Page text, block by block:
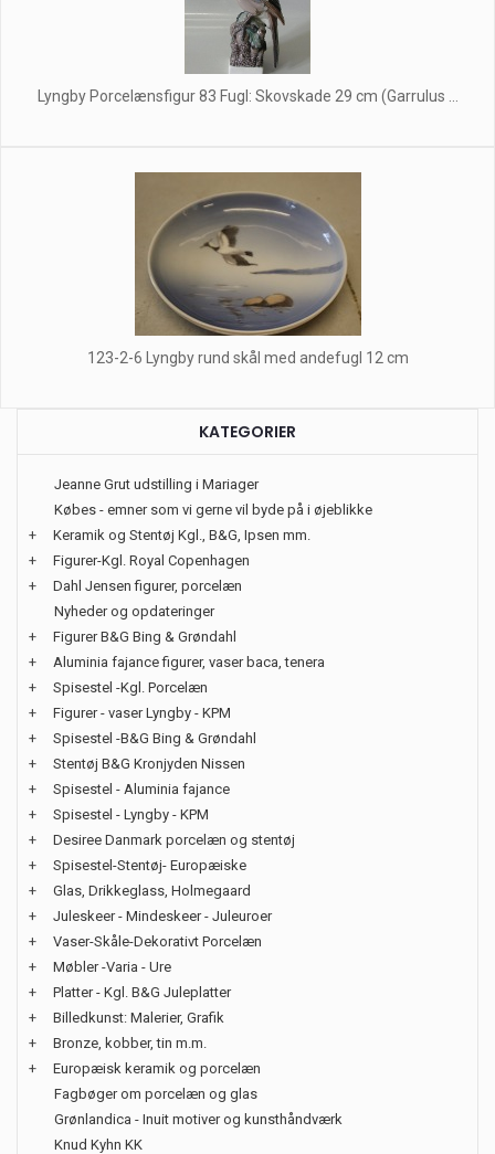
Lyngby Porcelænsfigur 83 Fugl: Skovskade 29 cm (Garrulus ...
123-2-6 Lyngby rund skål med andefugl 12 cm
KATEGORIER
Jeanne Grut udstilling i Mariager
Købes - emner som vi gerne vil byde på i øjeblikke
+
Keramik og Stentøj Kgl., B&G, Ipsen mm.
+
Figurer-Kgl. Royal Copenhagen
+
Dahl Jensen figurer, porcelæn
Nyheder og opdateringer
+
Figurer B&G Bing & Grøndahl
+
Aluminia fajance figurer, vaser baca, tenera
+
Spisestel -Kgl. Porcelæn
+
Figurer - vaser Lyngby - KPM
+
Spisestel -B&G Bing & Grøndahl
+
Stentøj B&G Kronjyden Nissen
+
Spisestel - Aluminia fajance
+
Spisestel - Lyngby - KPM
+
Desiree Danmark porcelæn og stentøj
+
Spisestel-Stentøj- Europæiske
+
Glas, Drikkeglass, Holmegaard
+
Juleskeer - Mindeskeer - Juleuroer
+
Vaser-Skåle-Dekorativt Porcelæn
+
Møbler -Varia - Ure
+
Platter - Kgl. B&G Juleplatter
+
Billedkunst: Malerier, Grafik
+
Bronze, kobber, tin m.m.
+
Europæisk keramik og porcelæn
Fagbøger om porcelæn og glas
Grønlandica - Inuit motiver og kunsthåndværk
Knud Kyhn KK